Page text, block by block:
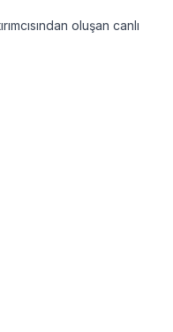
kâr etmenizi
var. Neden bugün
rock yıldızını
oluşan canlı